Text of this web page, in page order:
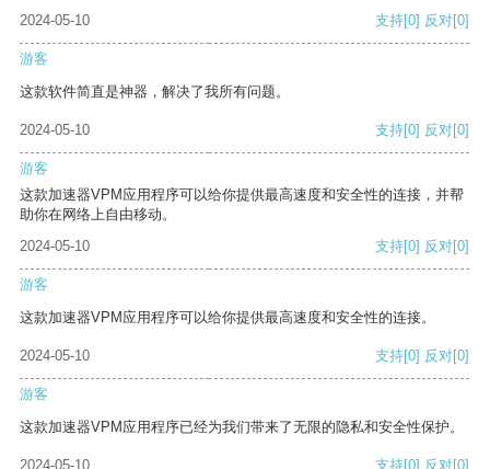
2024-05-10 支持[0] 反对[0]
游客
这款软件简直是神器，解决了我所有问题。
2024-05-10 支持[0] 反对[0]
游客
这款加速器VPM应用程序可以给你提供最高速度和安全性的连接，并帮
助你在网络上自由移动。
2024-05-10
支持[0] 反对[0]
游客
这款加速器VPM应用程序可以给你提供最高速度和安全性的连接。
2024-05-10 支持[0] 反对[0]
游客
这款加速器VPM应用程序已经为我们带来了无限的隐私和安全性保护。
2024-05-10 支持[0] 反对[0]